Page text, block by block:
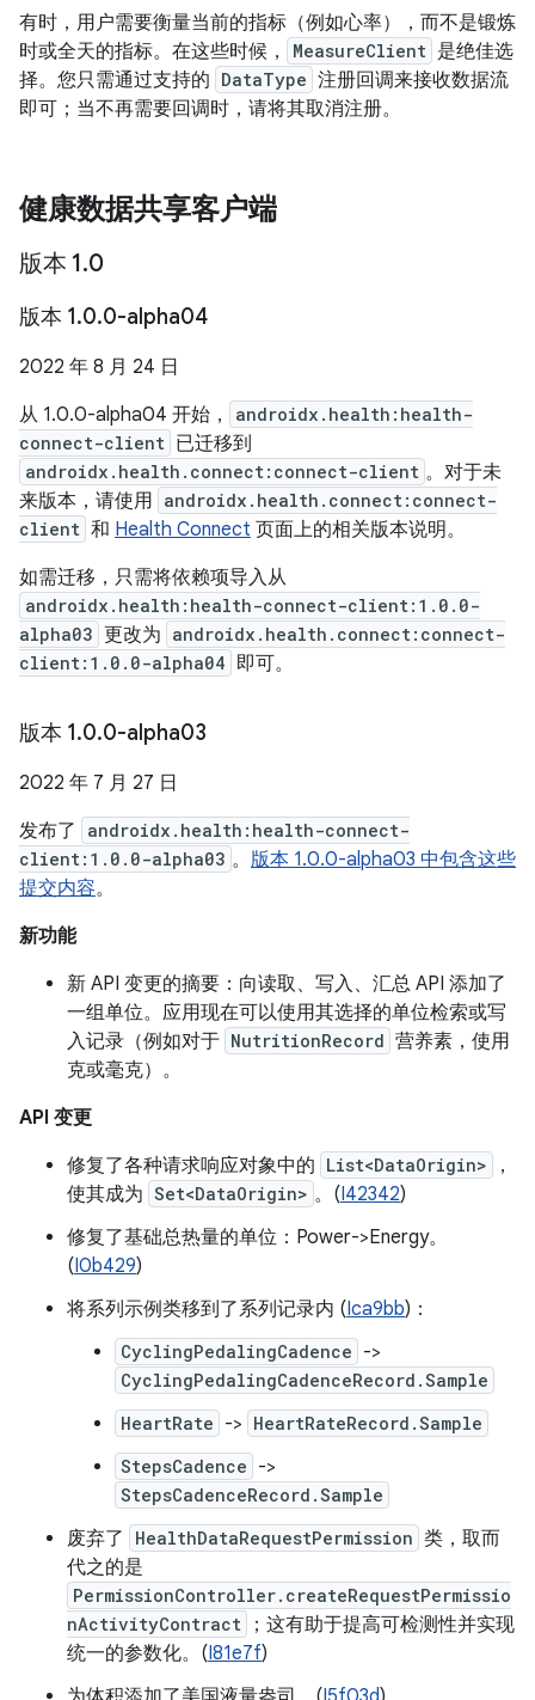
有时，用户需要衡量当前的指标（例如心率），而不是锻炼
时或全天的指标。在这些时候，
MeasureClient 是绝佳选
择。您只需通过支持的 DataType 注册回调来接收数据流
即可；当不再需要回调时，请将其取消注册。
健康数据共享客户端
版本 1.0
版本 1.0.0-alpha04
2022 年 8 月 24 日
从 1.0.0-alpha04 开始，
androidx.health:health-
connect-client 已迁移到
androidx.health.connect:connect-client 。对于未
来版本，请使用 androidx.health.connect:connect-
client 和 Health Connect 页面上的相关版本说明。
如需迁移，只需将依赖项导入从
androidx.health:health-connect-client:1.0.0-
alpha03 更改为 androidx.health.connect:connect-
client:1.0.0-alpha04 即可。
版本 1.0.0-alpha03
2022 年 7 月 27 日
发布了
androidx.health:health-connect-
client:1.0.0-alpha03 。 版本 1.0.0-alpha03 中包含这些
提交内容。
新功能
新 API 变更的摘要：向读取、写入、汇总 API 添加了
一组单位。应用现在可以使用其选择的单位检索或写
入记录（例如对于 NutritionRecord 营养素，使用
克或毫克）。
API 变更
修复了各种请求响应对象中的 List<DataOrigin>
，
使其成为 Set<DataOrigin> 。(I42342)
修复了基础总热量的单位：Power->Energy。
(I0b429)
将系列示例类移到了系列记录内 (Ica9bb)：
CyclingPedalingCadence ->
CyclingPedalingCadenceRecord.Sample
HeartRate -> HeartRateRecord.Sample
StepsCadence ->
StepsCadenceRecord.Sample
废弃了 HealthDataRequestPermission 类，取而
代之的是
PermissionController.createRequestPermissio
nActivityContract
；这有助于提高可检测性并实现
统一的参数化。(I81e7f)